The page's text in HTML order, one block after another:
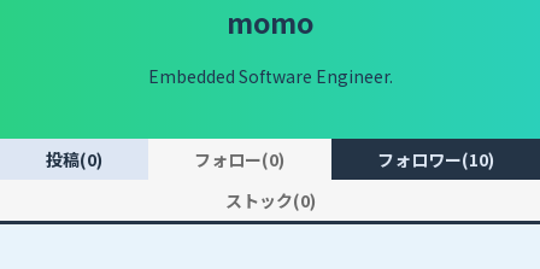
momo
Embedded Software Engineer.
投稿(0) フォロー(0)
フォロワー(10)
ストック(0)